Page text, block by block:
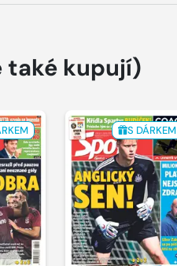
také kupují)
S DÁRKEM